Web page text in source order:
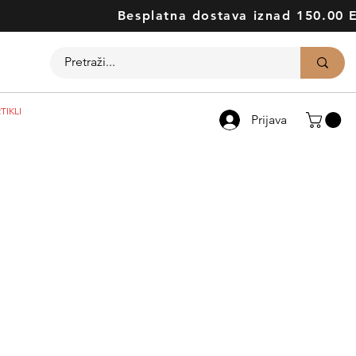
Besplatna dostava iznad 150.00
Prijava